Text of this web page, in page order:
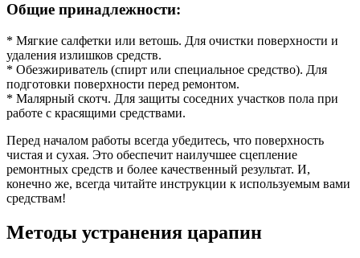
Общие принадлежности:
* Мягкие салфетки или ветошь. Для очистки поверхности и
удаления излишков средств.
* Обезжириватель (спирт или специальное средство). Для
подготовки поверхности перед ремонтом.
* Малярный скотч. Для защиты соседних участков пола при
работе с красящими средствами.
Перед началом работы всегда убедитесь, что поверхность
чистая и сухая. Это обеспечит наилучшее сцепление
ремонтных средств и более качественный результат. И,
конечно же, всегда читайте инструкции к используемым вами
средствам!
Методы устранения царапин